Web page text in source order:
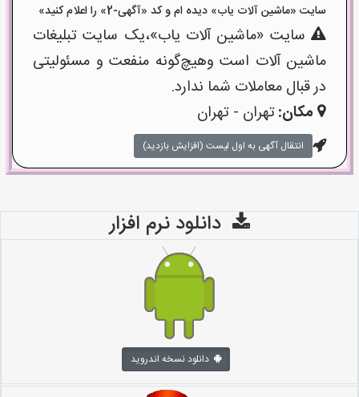
سایت «ماشین آلات یاب» دیده ام و کد «آگهی-2» را اعلام کنید»
سایت «ماشین آلات یاب»،یک سایت تبلیغات
ماشین آلات است وهیچ‌گونه منفعت و مسئولیتی
در قبال معاملات شما ندارد.
مکان:تهران - تهران
انتقال آگهی به اول لیست (افزایش بازدید)
دانلود نرم افزار
دانلود نسخه اندروید